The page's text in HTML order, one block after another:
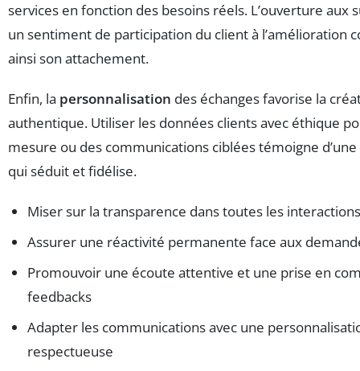
services en fonction des besoins réels. L’ouverture aux
un sentiment de participation du client à l’amélioration
ainsi son attachement.
Enfin, la personnalisation des échanges favorise la
authentique. Utiliser les données clients avec éthique
mesure ou des communications ciblées témoigne
qui séduit et fidélise.
Miser sur la transparence dans toutes les
Assurer une réactivité permanente face aux
Promouvoir une écoute attentive et une prise en
feedbacks
Adapter les communications avec une
respectueuse